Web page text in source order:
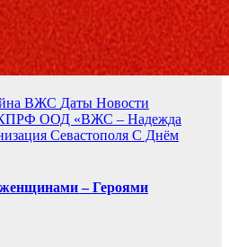
ВЖС Даты Новости
ООД «ВЖС – Надежда
Севастополя С Днём
– Героями